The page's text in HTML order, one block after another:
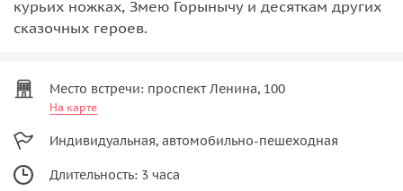
курьих ножках, Змею Горынычу и десяткам других
сказочных героев.
Место встречи: проспект Ленина, 100
На карте
Индивидуальная, автомобильно-пешеходная
Длительность: 3 часа